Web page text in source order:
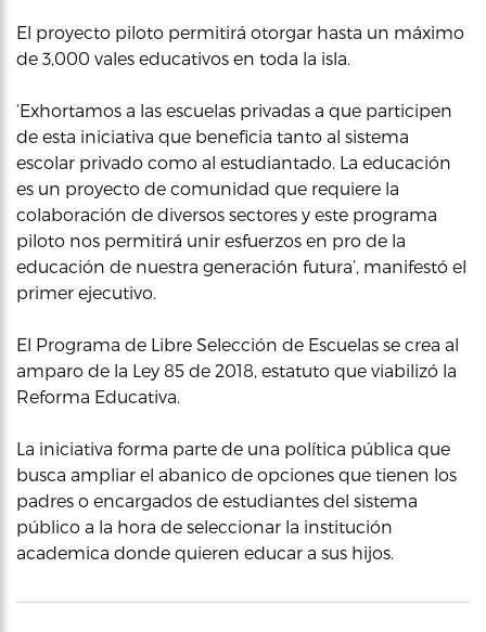
El proyecto piloto permitirá otorgar hasta un máximo
de 3,000 vales educativos en toda la isla.
‘Exhortamos a las escuelas privadas a que participen
de esta iniciativa que beneficia tanto al sistema
escolar privado como al estudiantado. La educación
es un proyecto de comunidad que requiere la
colaboración de diversos sectores y este programa
piloto nos permitirá unir esfuerzos en pro de la
educación de nuestra generación futura’, manifestó el
primer ejecutivo.
El Programa de Libre Selección de Escuelas se crea al
amparo de la Ley 85 de 2018, estatuto que viabilizó la
Reforma Educativa.
La iniciativa forma parte de una política pública que
busca ampliar el abanico de opciones que tienen los
padres o encargados de estudiantes del sistema
público a la hora de seleccionar la institución
academica donde quieren educar a sus hijos.